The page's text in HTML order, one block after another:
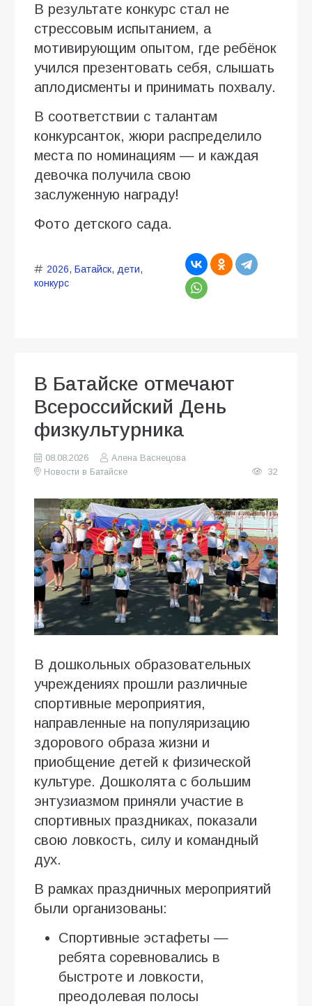
В результате конкурс стал не
стрессовым испытанием, а
мотивирующим опытом, где ребёнок
учился презентовать себя, слышать
аплодисменты и принимать похвалу.
В соответствии с талантам
конкурсанток, жюри распределило
места по номинациям — и каждая
девочка получила свою
заслуженную награду!
Фото детского сада.
2026, Батайск, дети,
конкурс
В Батайске отмечают
Всероссийский День
физкультурника
08.08.2026
Алена Васнецова
Новости в Батайске
32
В дошкольных образовательных
учреждениях прошли различные
спортивные мероприятия,
направленные на популяризацию
здорового образа жизни и
приобщение детей к физической
культуре. Дошколята с большим
энтузиазмом приняли участие в
спортивных праздниках, показали
свою ловкость, силу и командный
дух.
В рамках праздничных мероприятий
были организованы:
Спортивные эстафеты —
ребята соревновались в
быстроте и ловкости,
преодолевая полосы